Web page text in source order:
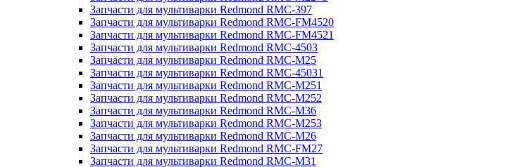
Запчасти для мультиварки Redmond RMC-397
Запчасти для мультиварки Redmond RMC-FM4520
Запчасти для мультиварки Redmond RMC-FM4521
Запчасти для мультиварки Redmond RMC-4503
Запчасти для мультиварки Redmond RMC-M25
Запчасти для мультиварки Redmond RMC-45031
Запчасти для мультиварки Redmond RMC-M251
Запчасти для мультиварки Redmond RMC-M252
Запчасти для мультиварки Redmond RMC-M36
Запчасти для мультиварки Redmond RMC-M253
Запчасти для мультиварки Redmond RMC-M26
Запчасти для мультиварки Redmond RMC-FM27
Запчасти для мультиварки Redmond RMC-M31